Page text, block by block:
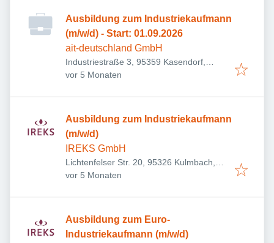
Ausbildung zum Industriekaufmann
(m/w/d) - Start: 01.09.2026
ait-deutschland GmbH
Industriestraße 3, 95359 Kasendorf,
Deutschland
Veröffentlicht:
vor 5 Monaten
Ausbildung zum Industriekaufmann
(m/w/d)
IREKS GmbH
Lichtenfelser Str. 20, 95326 Kulmbach,
Deutschland
Veröffentlicht:
vor 5 Monaten
Ausbildung zum Euro-
Industriekaufmann (m/w/d)